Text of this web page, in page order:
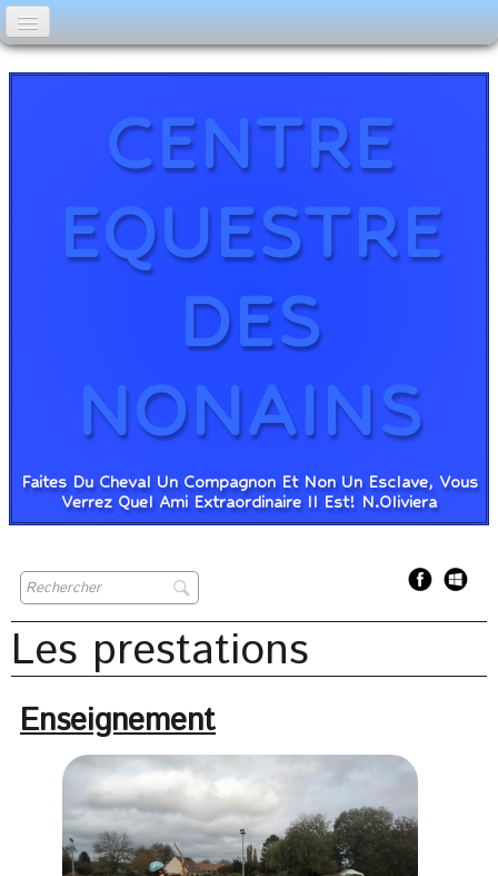
PRESTATIONS
ELEVAGE DES NONAINS
ALBUM PHOTOS
CENTRE
EQUESTRE
DES
NONAINS
Faites Du Cheval Un Compagnon Et Non Un Esclave, Vous
Verrez Quel Ami Extraordinaire Il Est! N.Oliviera
Les prestations
Enseignement